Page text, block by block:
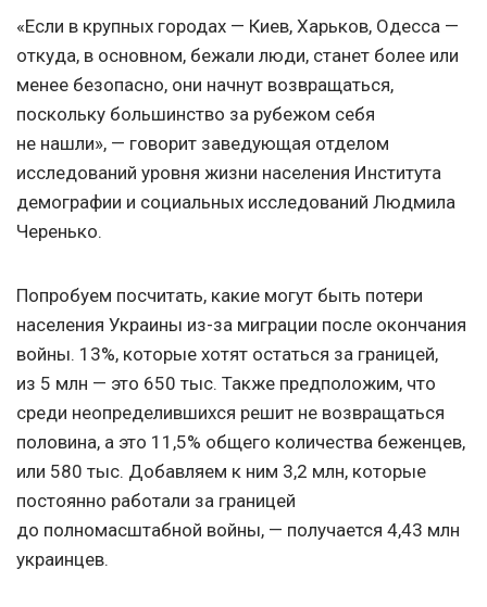
«Если в крупных городах — Киев, Харьков, Одесса —
откуда, в основном, бежали люди, станет более или
менее безопасно, они начнут возвращаться,
поскольку большинство за рубежом себя
не нашли», — говорит заведующая отделом
исследований уровня жизни населения Института
демографии и социальных исследований Людмила
Черенько.
Попробуем посчитать, какие могут быть потери
населения Украины из-за миграции после окончания
войны. 13%, которые хотят остаться за границей,
из 5 млн — это 650 тыс. Также предположим, что
среди неопределившихся решит не возвращаться
половина, а это 11,5% общего количества беженцев,
или 580 тыс. Добавляем к ним 3,2 млн, которые
постоянно работали за границей
до полномасштабной войны, — получается 4,43 млн
украинцев.